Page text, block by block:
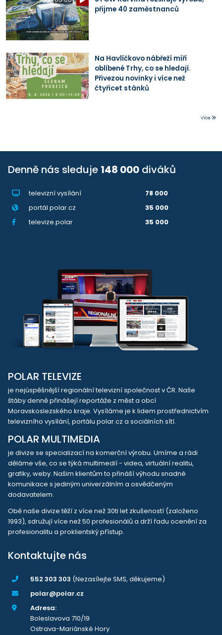
přijme 40 zaměstnanců
Na Havlíčkovo nábřeží míří
oblíbené Trhy, co se hledají.
Přivezou novinky i více než
čtyřicet stánků
Více
Denně nás sleduje 148 000 diváků
televizní vysílání
78 000
portál polar.cz
35 000
televize.polar
35 000
POLAR TELEVIZE
je nejúspěšnější regionální televizní společnost v ČR. Naše
štáby denně přinášejí reportáže z měst a obcí
Moravskoslezského kraje. Vysíláme je k lidem prostřednictvím
televizního vysílání, portálu polar.cz a sociálních sítí.
POLAR MULTIMEDIA
je divize se specializací na komerční výrobu. Umíme a rádi
děláme vše, co se týká multimedií - videa, virtuální realitu,
grafiky, weby. Našim klientům to přináší výhodu snadné
komunikace s jediným univerzálním a osvědčeným
dodavatelem.
Obě naše divize těží z více než 30ti let zkušeností (založeno
1993), sdružují více než 50 profesionálů a drží řadu ocenění za
profesionalitu a proklientský přístup.
Kontaktujte nás
552 303 303 (Nezasílejte SMS, děkujeme)
polar@polar.cz
Adresa:
Boleslavova 710/19
Ostrava-Mariánské Hory